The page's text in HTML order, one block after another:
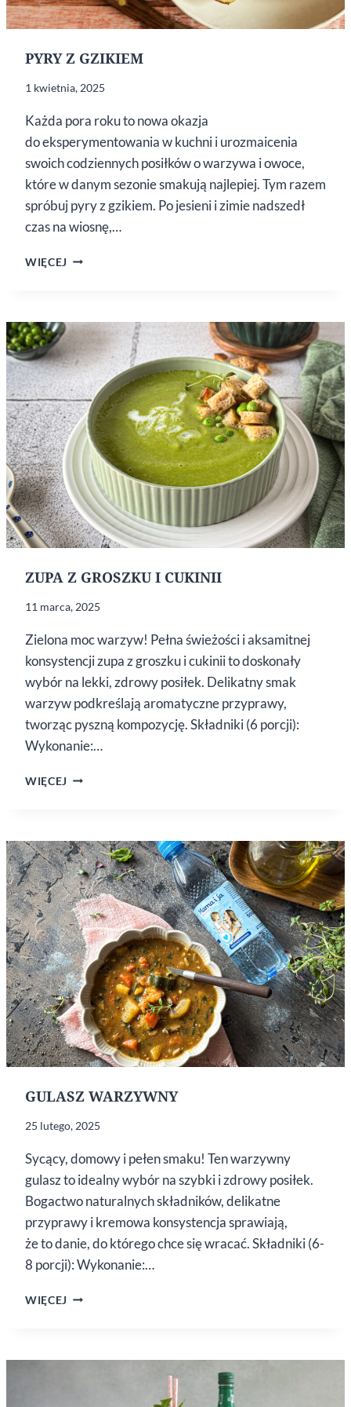
PYRY Z GZIKIEM
1 kwietnia, 2025
Każda pora roku to nowa okazja
do eksperymentowania w kuchni i urozmaicenia
swoich codziennych posiłków o warzywa i owoce,
które w danym sezonie smakują najlepiej. Tym razem
spróbuj pyry z gzikiem. Po jesieni i zimie nadszedł
czas na wiosnę,…
WIĘCEJ PYRY
ZUPA Z GROSZKU I CUKINII
11 marca, 2025
Zielona moc warzyw! Pełna świeżości i aksamitnej
konsystencji zupa z groszku i cukinii to doskonały
wybór na lekki, zdrowy posiłek. Delikatny smak
warzyw podkreślają aromatyczne przyprawy,
tworząc pyszną kompozycję. Składniki (6 porcji):
Wykonanie:…
WIĘCEJ ZUPA
GULASZ WARZYWNY
25 lutego, 2025
Sycący, domowy i pełen smaku! Ten warzywny
gulasz to idealny wybór na szybki i zdrowy posiłek.
Bogactwo naturalnych składników, delikatne
przyprawy i kremowa konsystencja sprawiają,
że to danie, do którego chce się wracać. Składniki (6-
8 porcji): Wykonanie:…
WIĘCEJ GULASZ